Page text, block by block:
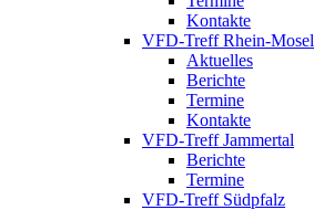
Kontakte
VFD-Treff Rhein-Mosel
Aktuelles
Berichte
Termine
Kontakte
VFD-Treff Jammertal
Berichte
Termine
VFD-Treff Südpfalz